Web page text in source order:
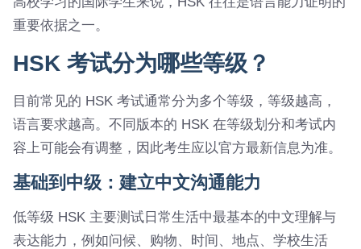
重要依据之一。
HSK 考试分为哪些等级？
目前常见的 HSK 考试通常分为多个等级，等级越高，
语言要求越高。不同版本的 HSK 在等级划分和考试内
容上可能会有调整，因此考生应以官方最新信息为准。
基础到中级：建立中文沟通能力
低等级 HSK 主要测试日常生活中最基本的中文理解与
表达能力，例如问候、购物、时间、地点、学校生活